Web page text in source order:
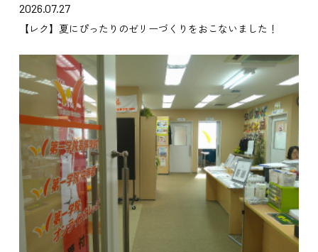
2026.07.27
【レク】夏にぴったりのゼリーづくりをおこないました！